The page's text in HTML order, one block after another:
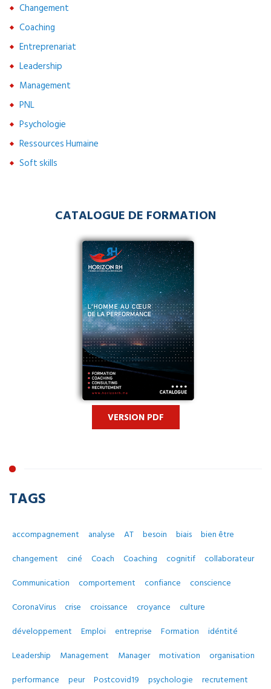
Changement
Coaching
Entreprenariat
Leadership
Management
PNL
Psychologie
Ressources Humaine
Soft skills
CATALOGUE DE FORMATION
VERSION PDF
TAGS
accompagnement analyse AT besoin biais
bien être
changement
ciné Coach Coaching cognitif
collaborateur
Communication
comportement confiance
conscience
CoronaVirus
crise croissance croyance
culture
développement
Emploi entreprise Formation
idéntité
Leadership
Management Manager motivation
organisation
performance
peur Postcovid19 psychologie
recrutement